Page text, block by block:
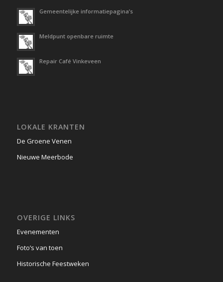
Gemeentelijke informatiepagina’s
Meldpunt openbare ruimte
Repair Café Vinkeveen
LOKALE KRANTEN
De Groene Venen
Nieuwe Meerbode
OVERIGE LINKS
Evenementen
Foto’s van toen
Historische Feestweken